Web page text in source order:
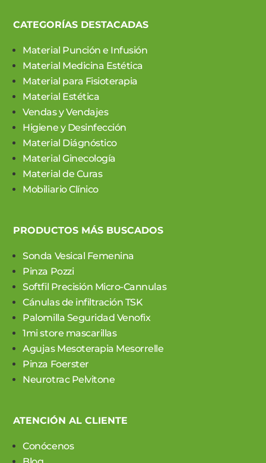
CATEGORÍAS DESTACADAS
Material Punción e Infusión
Material Medicina Estética
Material para Fisioterapia
Material Estética
Vendas y Vendajes
Higiene y Desinfección
Material Diágnóstico
Material Ginecología
Material de Curas
Mobiliario Clínico
PRODUCTOS MÁS BUSCADOS
Sonda Vesical Femenina
Pinza Pozzi
Softfil Precisión Micro-Cannulas
Cánulas de infiltración TSK
Palomilla Seguridad Venofix
1mi store mascarillas
Agujas Mesoterapia Mesorrelle
Pinza Foerster
Neurotrac Pelvitone
ATENCIÓN AL CLIENTE
Conócenos